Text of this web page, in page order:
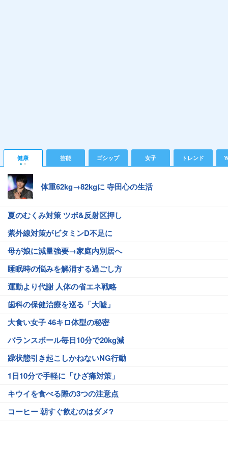
健康 芸能 ゴシップ 女子 トレンド
体重62kg→82kgに 寺田心の生活
夏のむくみ対策 ツボ&反射区押し
紫外線対策がビタミンD不足に
母が娘に減量強要→家庭内別居へ
睡眠時の悩みを解消する過ごし方
運動より代謝 人体の省エネ戦略
歯科の保健治療を巡る「大嘘」
大食い女子 46キロ体型の秘密
バランスボール毎日10分で20kg減
躁状態引き起こしかねないNG行動
1日10分で手軽に「ひざ痛対策」
キウイを食べる際の3つの注意点
コーヒー 朝すぐ飲むのはダメ?